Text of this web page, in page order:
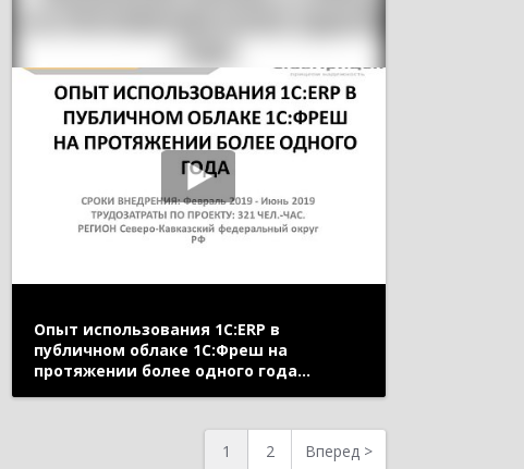
Опыт использования 1С:ERP в
публичном облаке 1С:Фреш на
протяжении более одного года
Анастасия, ООО "СТАВПРИЦЕП-
1 2 Вперед >